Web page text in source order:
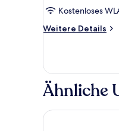
Kostenloses
Weitere Details
Weitere
Dreibettzimmer,
Kanalblick
Ähnliche
Martin's Relais